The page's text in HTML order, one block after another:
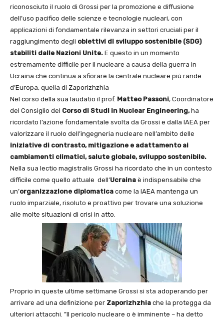
riconosciuto il ruolo di Grossi per la promozione e diffusione
dell’uso pacifico delle scienze e tecnologie nucleari, con
applicazioni di fondamentale rilevanza in settori cruciali per il
raggiungimento degli obiettivi di sviluppo sostenibile (SDG)
stabiliti dalle Nazioni Unite. E questo in un momento
estremamente difficile per il nucleare a causa della guerra in
Ucraina che continua a sfiorare la centrale nucleare più rande
d’Europa, quella di Zaporizhzhia
Nel corso della sua laudatio il prof. Matteo Passoni, Coordinatore
del Consiglio del Corso di Studi in Nuclear Engineering,ha
ricordato l’azione fondamentale svolta da Grossi e dalla IAEA per
valorizzare il ruolo dell’ingegneria nucleare nell’ambito delle
iniziative di contrasto, mitigazione e adattamento ai
cambiamenti climatici, salute globale, sviluppo sostenibile.
Nella sua lectio magistralis Grossi ha ricordato che in un contesto
difficile come quello attuale dell’Ucraina è indispensabile che
un’organizzazione diplomatica come la IAEA mantenga un
ruolo imparziale, risoluto e proattivo per trovare una soluzione
alle molte situazioni di crisi in atto.
Proprio in queste ultime settimane Grossi si sta adoperando per
arrivare ad una definizione per Zaporizhzhia che la protegga da
ulteriori attacchi. ”Il pericolo nucleare o è imminente – ha detto